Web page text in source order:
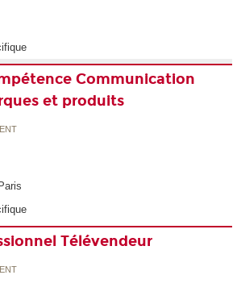
Communication
et produits
Télévendeur